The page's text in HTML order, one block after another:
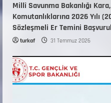
Millî Savunma Bakanlığı
Komutanlıklarına 2026 Yılı
Sözleşmeli Er Temini
turkaf 31 Temmuz 2026